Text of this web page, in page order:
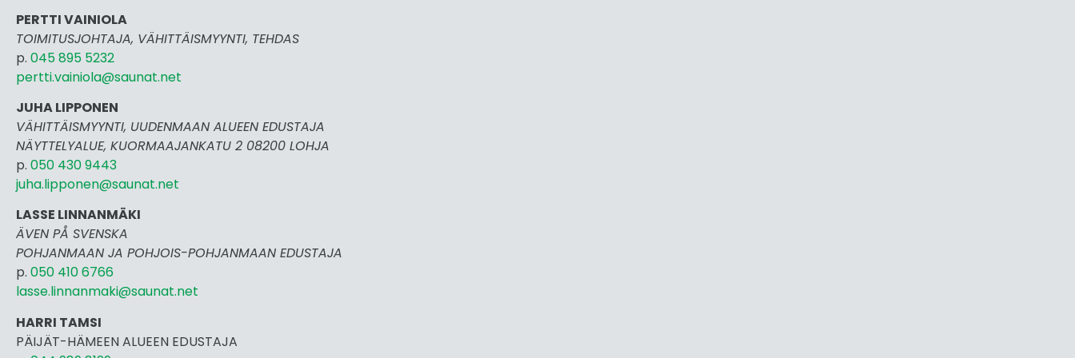
PERTTI VAINIOLA
TOIMITUSJOHTAJA, VÄHITTÄISMYYNTI, TEHDAS
p. 045 895 5232
pertti.vainiola@saunat.net
JUHA LIPPONEN
VÄHITTÄISMYYNTI, UUDENMAAN ALUEEN EDUSTAJA
NÄYTTELYALUE, KUORMAAJANKATU 2 08200 LOHJA
p. 050 430 9443
juha.lipponen@saunat.net
LASSE LINNANMÄKI
ÄVEN PÅ SVENSKA
POHJANMAAN JA POHJOIS-POHJANMAAN EDUSTAJA
p. 050 410 6766
lasse.linnanmaki@saunat.net
HARRI TAMSI
PÄIJÄT-HÄMEEN ALUEEN EDUSTAJA